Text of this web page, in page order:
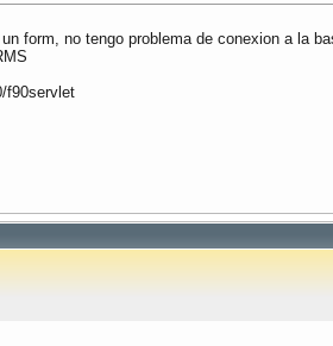
form, no tengo problema de conexion a la
f90servlet